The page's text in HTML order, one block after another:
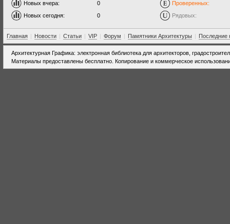
Новых вчера:
0
Новых сегодня:
0
Проверенных:
Рядовых:
Главная | Новости | Статьи | VIP | Форум | Памятники Архитектуры | Последние
Архитектурная Графика: электронная библиотека для архитекторов,
Материалы предоставлены бесплатно. Копирование и коммерческое